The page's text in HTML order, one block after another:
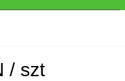
/ szt